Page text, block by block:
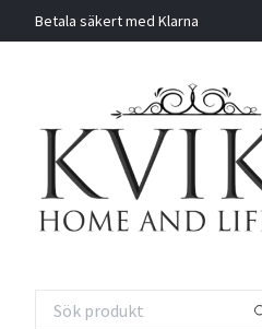
Betala säkert med Klarna